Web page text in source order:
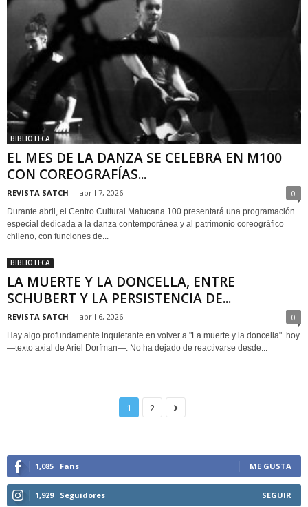
BIBLIOTECA
EL MES DE LA DANZA SE CELEBRA EN M100
CON COREOGRAFÍAS...
REVISTA SATCH - abril 7, 2026 0
Durante abril, el Centro Cultural Matucana 100 presentará una programación
especial dedicada a la danza contemporánea y al patrimonio coreográfico
chileno, con funciones de...
BIBLIOTECA
LA MUERTE Y LA DONCELLA, ENTRE
SCHUBERT Y LA PERSISTENCIA DE...
REVISTA SATCH - abril 6, 2026 0
Hay algo profundamente inquietante en volver a "La muerte y la doncella" hoy
—texto axial de Ariel Dorfman—. No ha dejado de reactivarse desde...
1 2
1,085 Fans ME GUSTA
1,929 Seguidores SEGUIR